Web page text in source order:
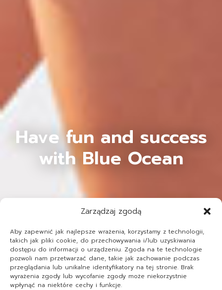
Zarządzaj zgodą
Aby zapewnić jak najlepsze wrażenia, korzystamy z technologii,
takich jak pliki cookie, do przechowywania i/lub uzyskiwania
dostępu do informacji o urządzeniu. Zgoda na te technologie
pozwoli nam przetwarzać dane, takie jak zachowanie podczas
przeglądania lub unikalne identyfikatory na tej stronie. Brak
wyrażenia zgody lub wycofanie zgody może niekorzystnie
wpłynąć na niektóre cechy i funkcje.
Have fun and success
with Blue Ocean